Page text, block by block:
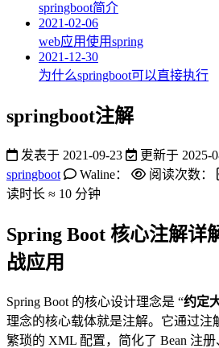
springboot简介
2021-02-06
web应用使用spring
2021-12-30
为什么springboot可以直接执行
springboot注解
发表于 2021-09-23 更新于 2025-
springboot
Waline： 阅读次数：
读时长 ≈ 10 分钟
Spring Boot 核心注解详
战应用
Spring Boot 的核心设计理念是 “约定
理念的核心载体就是注解。它通过注
繁琐的 XML 配置，简化了 Bean 注